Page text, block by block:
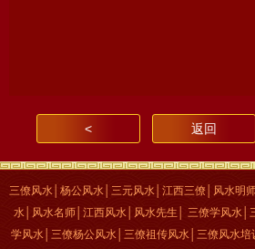
< 返回
三僚风水│杨公风水│三元风水│江西三僚│风水明
水│风水名师│江西风水│风水先生
三僚学风水│
学风水│三僚杨公风水│三僚祖传风水│三僚风水